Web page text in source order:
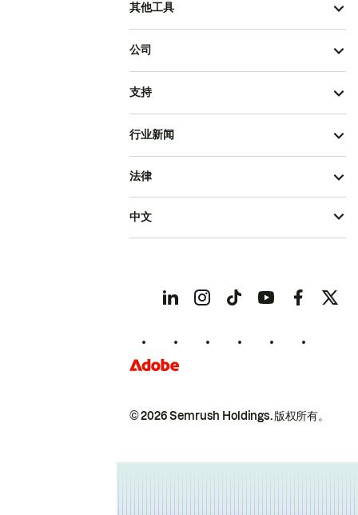
其他工具
公司
支持
行业新闻
© 2026 Semrush Holdings.版权所有。
法律
中文